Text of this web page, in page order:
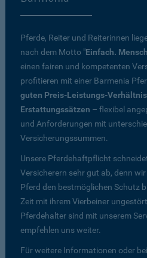
Pferde, Reiter und Reiterinnen
nach dem Motto "Einfach.
einen fairen und kompetenten
profitieren mit einer Barmenia
guten Preis-Leistungs-Verhältnis
Erstattungssätzen – flexibel
und Anforderungen mit
Versicherungssummen.
Unsere Pferdehaftpflicht
Versicherern sehr gut ab, denn
Pferd den bestmöglichen Schutz
Zeit mit ihrem Vierbeiner
Pferdehalter sind mit unserem
empfehlen uns weiter.
Für weitere Informationen oder